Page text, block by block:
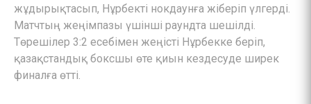
жұдырықтасып, Нұрбекті нокдаунға жіберіп үлгерді.
Матчтың жеңімпазы үшінші раундта шешілді.
Төрешілер 3:2 есебімен жеңісті Нұрбекке беріп,
қазақстандық боксшы өте қиын кездесуде ширек
финалға өтті.